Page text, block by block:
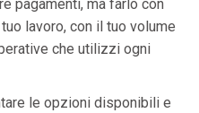
pagamenti, ma farlo con
lavoro, con il tuo volume
che utilizzi ogni
le opzioni disponibili e